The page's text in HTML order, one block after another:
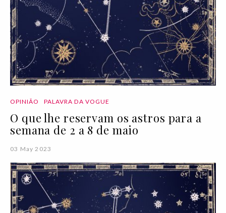
OPINIÃO PALAVRA DA VOGUE
O que lhe reservam os astros para a
semana de 2 a 8 de maio
03 May 2023